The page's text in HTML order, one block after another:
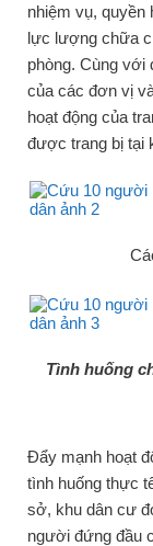
nhiệm vụ, quyền
lực lượng chữa
phòng. Cùng với
của các đơn vị
hoạt động của
được trang bị tại
Tình huống
Đẩy mạnh hoạt
tình huống thực
sở, khu dân cư
người đứng đầu